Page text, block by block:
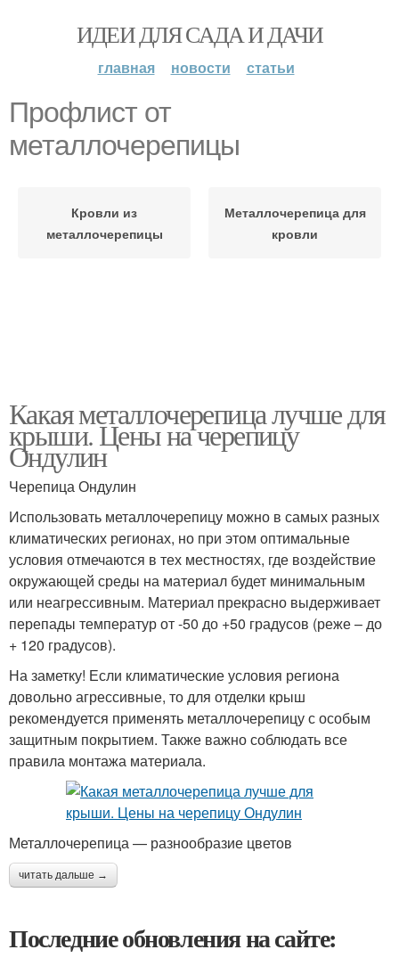
ИДЕИ ДЛЯ САДА И ДАЧИ
главная новости статьи
Профлист от
металлочерепицы
Кровли из
металлочерепицы
Металлочерепица для
кровли
Какая металлочерепица лучше для
крыши. Цены на черепицу
Ондулин
Черепица Ондулин
Использовать металлочерепицу можно в самых разных
климатических регионах, но при этом оптимальные
условия отмечаются в тех местностях, где воздействие
окружающей среды на материал будет минимальным
или неагрессивным. Материал прекрасно выдерживает
перепады температур от -50 до +50 градусов (реже – до
+ 120 градусов).
На заметку! Если климатические условия региона
довольно агрессивные, то для отделки крыш
рекомендуется применять металлочерепицу с особым
защитным покрытием. Также важно соблюдать все
правила монтажа материала.
Металлочерепица — разнообразие цветов
читать дальше →
Последние обновления на сайте: